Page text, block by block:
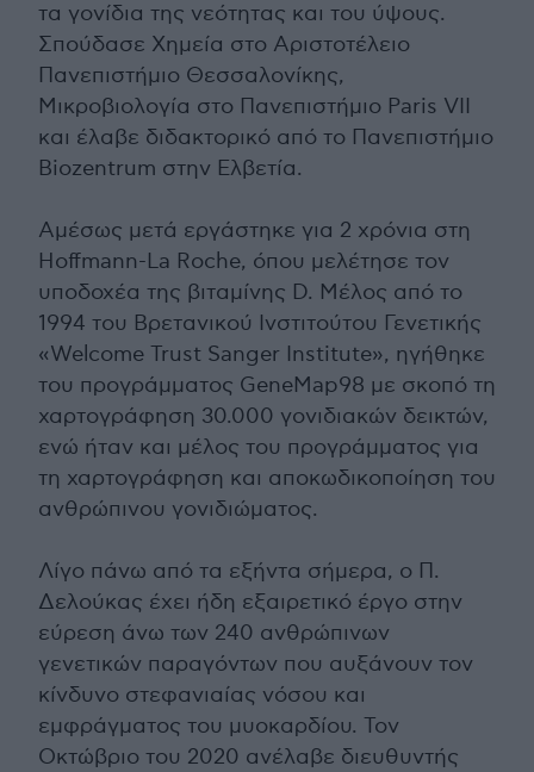
τα γονίδια της νεότητας και του ύψους.
Σπούδασε Χημεία στο Αριστοτέλειο
Πανεπιστήμιο Θεσσαλονίκης,
Μικροβιολογία στο Πανεπιστήμιο Paris VII
και έλαβε διδακτορικό από το Πανεπιστήμιο
Biozentrum στην Ελβετία.
Αμέσως μετά εργάστηκε για 2 χρόνια στη
Hoffmann-La Roche, όπου μελέτησε τον
υποδοχέα της βιταμίνης D. Mέλος από το
1994 του Βρετανικού Ινστιτούτου Γενετικής
«Welcome Trust Sanger Institute», ηγήθηκε
του προγράμματος GeneMap98 με σκοπό τη
χαρτογράφηση 30.000 γονιδιακών δεικτών,
ενώ ήταν και μέλος του προγράμματος για
τη χαρτογράφηση και αποκωδικοποίηση του
ανθρώπινου γονιδιώματος.
Λίγο πάνω από τα εξήντα σήμερα, ο Π.
Δελούκας έχει ήδη εξαιρετικό έργο στην
εύρεση άνω των 240 ανθρώπινων
γενετικών παραγόντων που αυξάνουν τον
κίνδυνο στεφανιαίας νόσου και
εμφράγματος του μυοκαρδίου. Τον
Οκτώβριο του 2020 ανέλαβε διευθυντής